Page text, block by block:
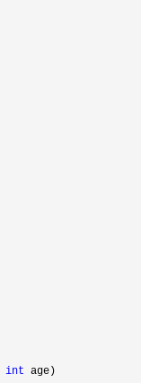
int age)